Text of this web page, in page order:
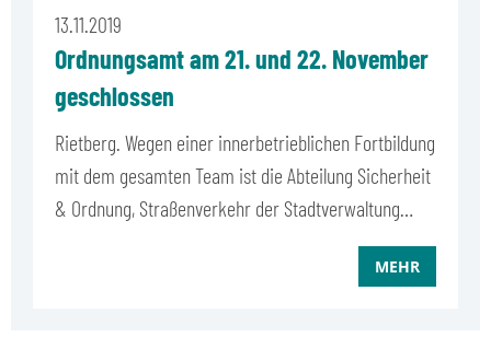
13.11.2019
Ordnungsamt am 21. und 22. November
geschlossen
Rietberg. Wegen einer innerbetrieblichen Fortbildung
mit dem gesamten Team ist die Abteilung Sicherheit
& Ordnung, Straßenverkehr der Stadtverwaltung…
MEHR